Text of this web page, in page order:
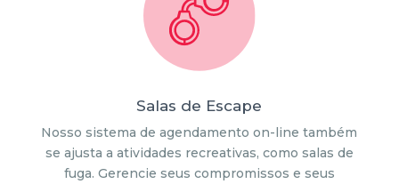
Salas de Escape
Nosso sistema de agendamento on-line também
se ajusta a atividades recreativas, como salas de
fuga. Gerencie seus compromissos e seus